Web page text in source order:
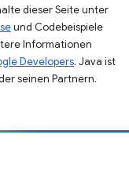
dieser Seite unter
und Codebeispiele
Informationen
Developers. Java ist
seinen Partnern.